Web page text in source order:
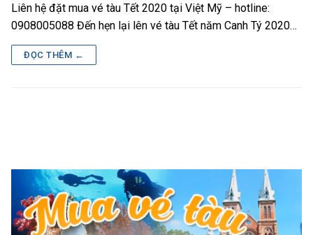
Liên hệ đặt mua vé tàu Tết 2020 tại Việt Mỹ – hotline:
0908005088 Đến hẹn lại lên vé tàu Tết năm Canh Tý 2020…
ĐỌC THÊM ←